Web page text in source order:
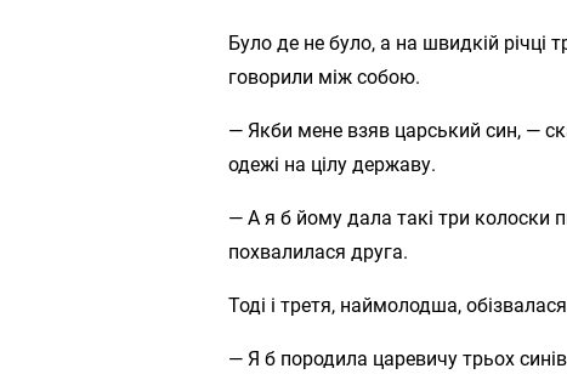
Було де не було, а на швидкій річці
говорили між собою.
— Якби мене взяв царський син, —
одежі на цілу державу.
— А я б йому дала такі три колоски
похвалилася друга.
Тоді і третя, наймолодша,
— Я б породила царевичу трьох